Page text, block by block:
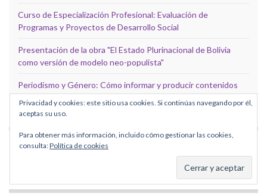
Curso de Especialización Profesional: Evaluación de
Programas y Proyectos de Desarrollo Social
Presentación de la obra "El Estado Plurinacional de Bolivia
como versión de modelo neo-populista"
Periodismo y Género: Cómo informar y producir contenidos
periodísticos desde una perspectiva de derechos
SIGUE A CEBEM EN FACEBOOK
Privacidad y cookies: este sitio usa cookies. Si continúas navegando por él,
aceptas su uso.
Para obtener más información, incluido cómo gestionar las cookies,
consulta:Política de cookies